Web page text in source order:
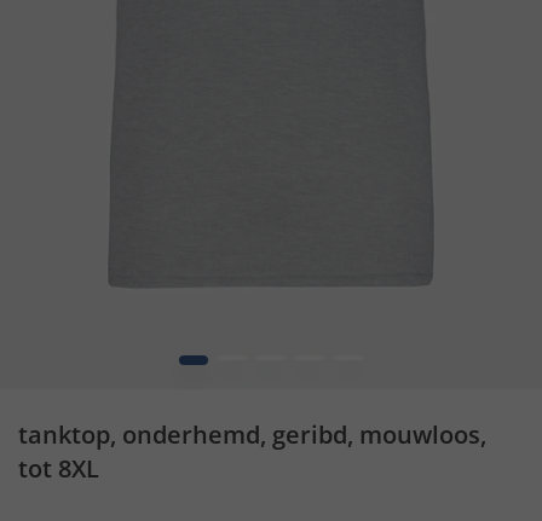
1
tanktop, onderhemd, geribd, mouwloos,
tot 8XL